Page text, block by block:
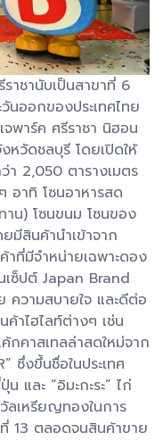
าชานับเป็นสาขาที่ 6
นออกของประเทศไทย
พาร์ค ศรีราชา นิฮอน
หวัดชลบุรี โดยเปิดให้
2,050 ตารางเมตร
อาทิ โซนอาหารสด
น) โซนขนม โซนของ
มีสินค้านำเข้าจาก
ที่มีจำหน่ายเฉพาะดอง
ซ็ปต์ Japan Brand
วามสบายใจ และดีต่อ
าไฮไลท์ต่างๆ เช่น
กคาสเทลล่าสดใหม่จาก
ซึ่งขึ้นชื่อในประเทศ
ละ “อิมะกะระ” ไก่
ลเหรียญทองในการ
13 ตลอดจนสินค้าขาย